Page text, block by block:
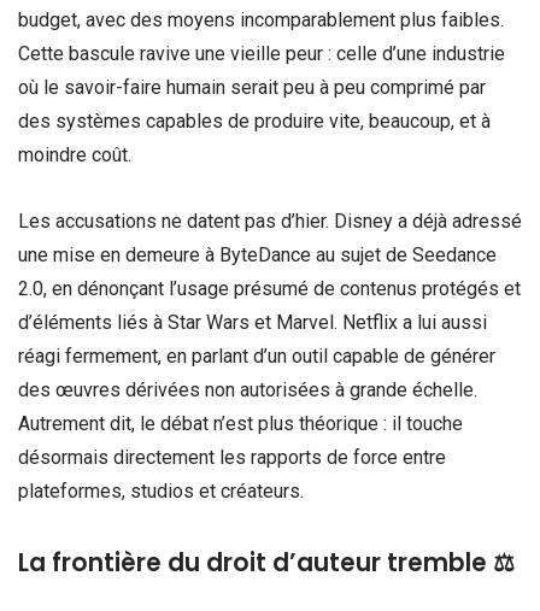
budget, avec des moyens incomparablement plus faibles.
Cette bascule ravive une vieille peur : celle d’une industrie
où le savoir-faire humain serait peu à peu comprimé par
des systèmes capables de produire vite, beaucoup, et à
moindre coût.
Les accusations ne datent pas d’hier. Disney a déjà adressé
une mise en demeure à ByteDance au sujet de Seedance
2.0, en dénonçant l’usage présumé de contenus protégés et
d’éléments liés à Star Wars et Marvel. Netflix a lui aussi
réagi fermement, en parlant d’un outil capable de générer
des œuvres dérivées non autorisées à grande échelle.
Autrement dit, le débat n’est plus théorique : il touche
désormais directement les rapports de force entre
plateformes, studios et créateurs.
La frontière du droit d’auteur tremble ⚖️